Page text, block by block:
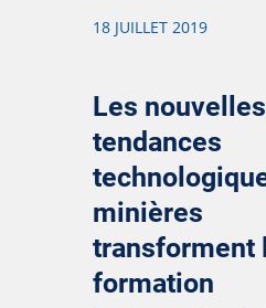
18 JUILLET 2019
Les nouvelles
tendances
minières
transforment
formation